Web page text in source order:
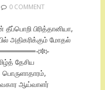
0 COMMENT
பிரித்தானியா,
அதிகரிக்கும் மோதல்
தேசிய
பொருளாதாரம்,
ஆய்வாளர்